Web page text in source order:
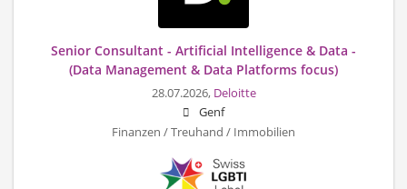
Senior Consultant - Artificial Intelligence & Data -
(Data Management & Data Platforms focus)
28.07.2026, Deloitte
Genf
Finanzen / Treuhand / Immobilien